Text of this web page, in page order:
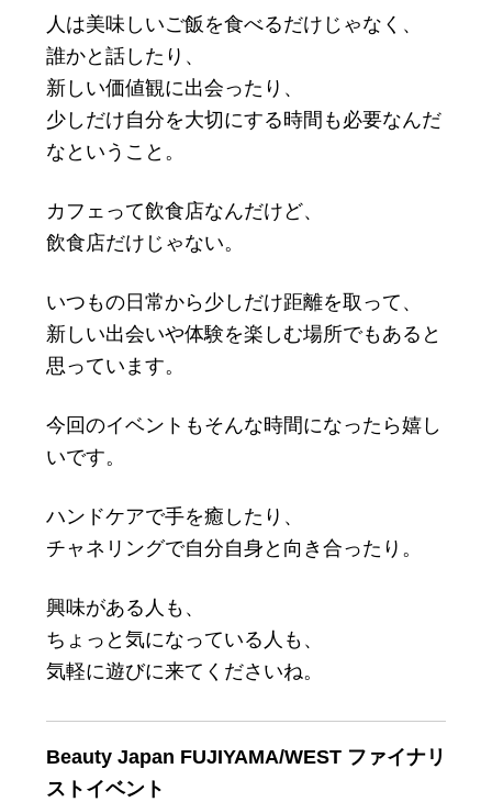
人は美味しいご飯を食べるだけじゃなく、
誰かと話したり、
新しい価値観に出会ったり、
少しだけ自分を大切にする時間も必要なんだ
なということ。
カフェって飲食店なんだけど、
飲食店だけじゃない。
いつもの日常から少しだけ距離を取って、
新しい出会いや体験を楽しむ場所でもあると
思っています。
今回のイベントもそんな時間になったら嬉し
いです。
ハンドケアで手を癒したり、
チャネリングで自分自身と向き合ったり。
興味がある人も、
ちょっと気になっている人も、
気軽に遊びに来てくださいね。
Beauty Japan FUJIYAMA/WEST ファイナリ
ストイベント